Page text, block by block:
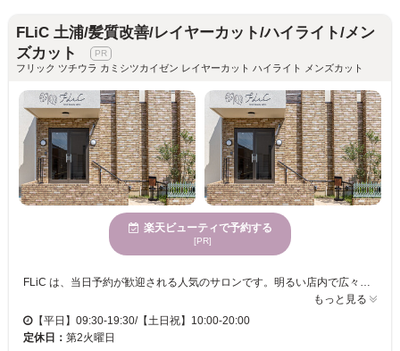
FLiC 土浦/髪質改善/レイヤーカット/ハイライト/メン
ズカット
フリック ツチウラ カミシツカイゼン レイヤーカット ハイライト メンズカット
楽天ビューティで予約する
[PR]
FLiC は、当日予約が歓迎される人気のサロンです。明るい店内で広々とした雰囲気は心地よさを提供し、多様な年齢層のお客様が訪れています。特に髪質改善とデザインカラーを同時に施すことができ、理想の色味や透明感とともに、柔らかくツヤのある髪へ導きます。経験豊富なスタッフが集い、信頼される薬剤を選択しているため、未来の髪質まで考慮したケアが受けられます。あなたの髪の悩み、ぜひご相談ください。FLiC 土浦で、自分らしい美しさを手に入れましょう。
もっと見る
【平日】09:30-19:30/【土日祝】10:00-20:00
定休日： 第2火曜日